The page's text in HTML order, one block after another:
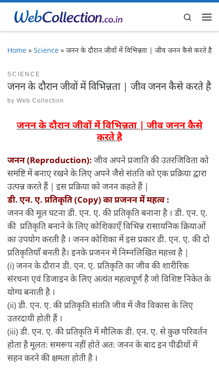
Skip to content
Search
Home » Science » जनन के दौरान जीवों में विभिन्नता | जीव जनन कैसे करते है
SCIENCE
जनन के दौरान जीवों में विभिन्नता | जीव जनन कैसे करते है
by Web Collection
जनन के दौरान जीवों में विभिन्नता | जीव जनन कैसे
करते है
जनन (Reproduction): जीव अपने प्रजाति की उतरजिविता को
समष्टि में बनाए रखने के लिए अपने जैसे संतति को एक प्रक्रिया द्वारा
उत्पन्न करते हैं | इस प्रक्रिया को जनन कहते हैं |
डी. एन. ए. प्रतिकृति (Copy) का प्रजनन में महत्व :
जनन की मूल घटना डी. एन. ए. की प्रतिकृति बनाना है । डी. एन. ए.
की प्रतिकृति बनाने के लिए कोशिकाएँ विभिन्न रासायनिक क्रियाओं
का उपयोग करती है । जनन कोशिका में इस प्रकार डी. एन. ए. की दो
प्रतिकृतियाँ बनती है। इनके प्रजनन में निम्नलिखित महत्त्व है |
(i) जनन के दौरान डी. एन. ए. प्रतिकृति का जीव की शारीरिक
संरचना एवं डिजाइन के लिए अत्यंत महत्वपूर्ण है जो विशिष्ट निकेत के
योग्य बनाती है ।
(ii) डी. एन. ए. की प्रतिकृति संतति जीव में जैव विकास के लिए
उतरदायी होती हैं ।
(iii) डी. एन. ए. की प्रतिकृति में मौलिक डी. एन. ए. से कुछ परिवर्तन
होता है मूलतः समरूप नहीं होते अतः जनन के बाद इन पीढीयों में
सहन करने की क्षमता होती है ।